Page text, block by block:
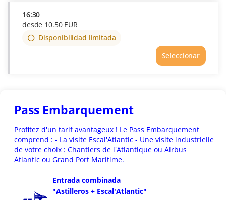
16:30
desde 10.50 EUR
Disponibilidad limitada
Seleccionar
Pass Embarquement
Profitez d'un tarif avantageux ! Le Pass Embarquement
comprend : - La visite Escal'Atlantic - Une visite industrielle
de votre choix : Chantiers de l'Atlantique ou Airbus
Atlantic ou Grand Port Maritime.
Entrada combinada
"Astilleros + Escal'Atlantic"